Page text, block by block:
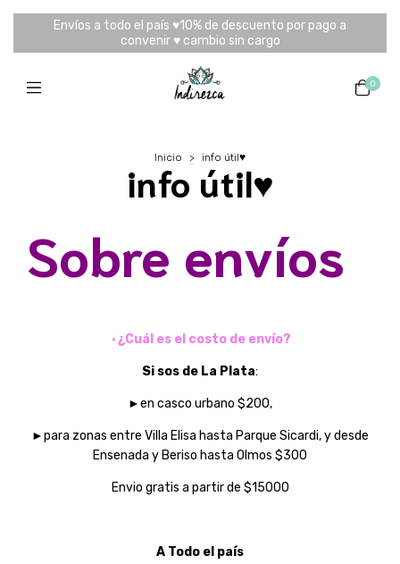
Envíos a todo el país ♥10% de descuento por pago a
convenir ♥ cambio sin cargo
0
Inicio > info útil♥
info útil♥
Sobre envíos
⋆¿Cuál es el costo de envío?
Si sos de La Plata:
►en casco urbano $200,
►para zonas entre Villa Elisa hasta Parque Sicardi, y desde
Ensenada y Beriso hasta Olmos $300
Envio gratis a partir de $15000
A Todo el país